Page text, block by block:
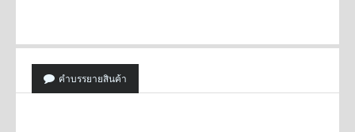
คำบรรยายสินค้า